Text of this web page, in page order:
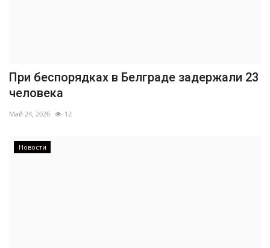
При беспорядках в Белграде задержали 23
человека
Май 24, 2026 12
Новости